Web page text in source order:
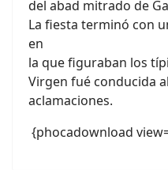
del abad mitrado de
La fiesta terminó con
en
la que figuraban los
Virgen fué conducida
aclamaciones.
{phocadownload